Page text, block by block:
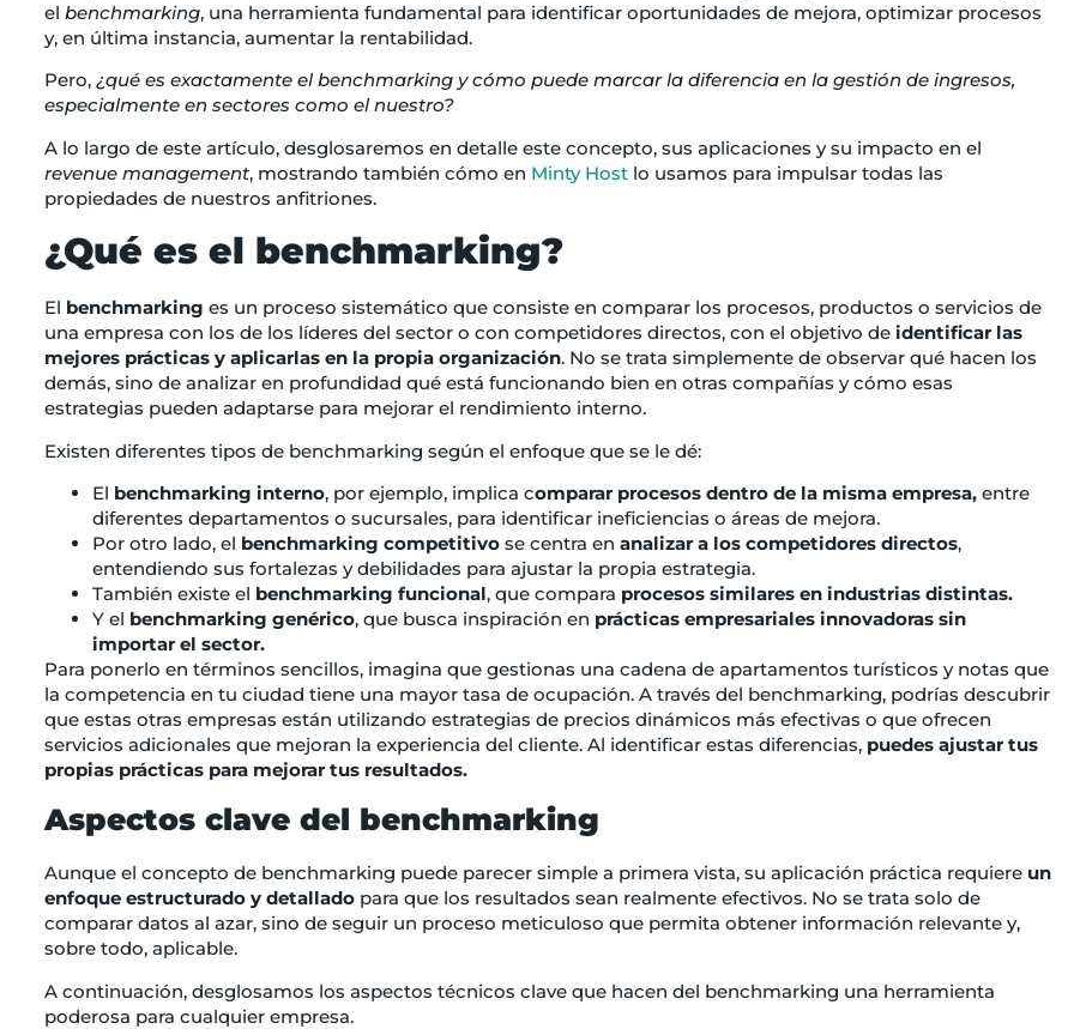
el benchmarking, una herramienta fundamental para identificar oportunidades de mejora, optimizar procesos
y, en última instancia, aumentar la rentabilidad.
Pero, ¿qué es exactamente el benchmarking y cómo puede marcar la diferencia en la gestión de ingresos,
especialmente en sectores como el nuestro?
A lo largo de este artículo, desglosaremos en detalle este concepto, sus aplicaciones y su impacto en el
revenue management, mostrando también cómo en Minty Hostlo usamos para impulsar todas las
propiedades de nuestros anfitriones.
¿Qué es el benchmarking?
El benchmarking es un proceso sistemático que consiste en comparar los procesos, productos o servicios de
una empresa con los de los líderes del sector o con competidores directos, con el objetivo de identificar las
mejores prácticas y aplicarlas en la propia organización. No se trata simplemente de observar qué hacen los
demás, sino de analizar en profundidad qué está funcionando bien en otras compañías y cómo esas
estrategias pueden adaptarse para mejorar el rendimiento interno.
Existen diferentes tipos de benchmarking según el enfoque que se le dé:
El benchmarking interno, por ejemplo, implica comparar procesos dentro de la misma empresa,entre
diferentes departamentos o sucursales, para identificar ineficiencias o áreas de mejora.
Por otro lado, el benchmarking competitivose centra en analizar a los competidores directos,
entendiendo sus fortalezas y debilidades para ajustar la propia estrategia.
También existe el benchmarking funcional, que compara procesos similares en industrias distintas.
Y el benchmarking genérico, que busca inspiración en prácticas empresariales innovadoras sin
importar el sector.
Para ponerlo en términos sencillos, imagina que gestionas una cadena de apartamentos turísticos y notas que
la competencia en tu ciudad tiene una mayor tasa de ocupación. A través del benchmarking, podrías descubrir
que estas otras empresas están utilizando estrategias de precios dinámicos más efectivas o que ofrecen
servicios adicionales que mejoran la experiencia del cliente. Al identificar estas diferencias, puedes ajustar tus
propias prácticas para mejorar tus resultados.
Aspectos clave del benchmarking
Aunque el concepto de benchmarking puede parecer simple a primera vista, su aplicación práctica requiere un
enfoque estructurado y detalladopara que los resultados sean realmente efectivos. No se trata solo de
comparar datos al azar, sino de seguir un proceso meticuloso que permita obtener información relevante y,
sobre todo, aplicable.
A continuación, desglosamos los aspectos técnicos clave que hacen del benchmarking una herramienta
poderosa para cualquier empresa.